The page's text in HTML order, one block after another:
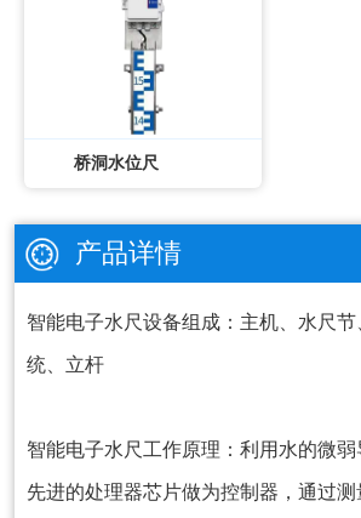
桥洞水位尺
产品详情
智能电子水尺设备组成：主机、水尺
统、立杆
智能电子水尺 工作原理：利用水的微
先进的处理器芯片做为控制器，通过